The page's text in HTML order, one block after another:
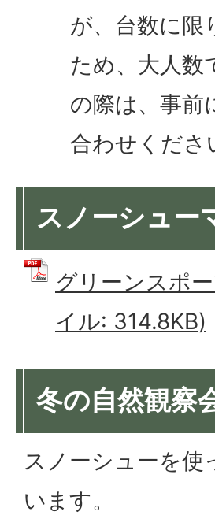
が、台数に限
ため、大人数
の際は、事前
合わせくださ
スノーシュー
グリーンスポ
イル: 314.8KB)
冬の自然観察
スノーシューを使
います。